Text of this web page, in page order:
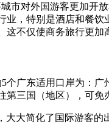
市对外国游客更加开
业，特别是酒店和餐
这不仅使商务旅行更
个广东适用口岸为：
第三国（地区），可
大大简化了国际游客